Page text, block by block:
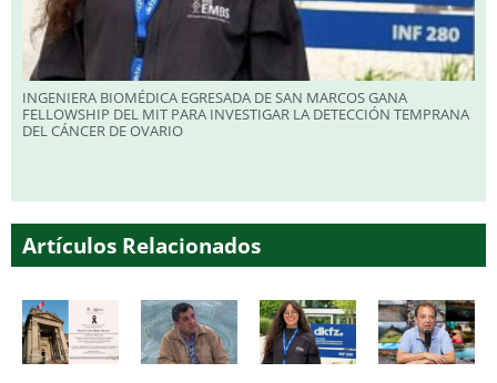
INGENIERA BIOMÉDICA EGRESADA DE SAN MARCOS GANA
FELLOWSHIP DEL MIT PARA INVESTIGAR LA DETECCIÓN TEMPRANA
DEL CÁNCER DE OVARIO
Artículos Relacionados